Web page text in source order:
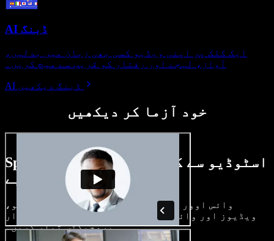
AI ڈبنگ
ایک کلک پر اپنی ویڈیو کسی بھی زبان میں بدلیں،
آواز، لہجے اور رفتار کو قریب سے میچ کریں۔
AI ڈبنگ دیکھیں
خود آزما کر دیکھیں
Speechify اسٹوڈیو سے کیا کچھ کر سکتے
ہیں، دیکھیے
وائس اوور بنائیں، رائلٹی فری امیجز، آڈیو،
ویڈیوز اور وائس کلون شامل کر کے بھرپور، شاندار
پروجیکٹس تیار کریں۔